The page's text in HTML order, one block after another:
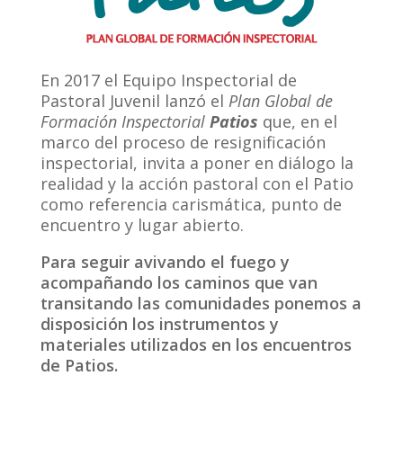
En 2017 el Equipo Inspectorial de
Pastoral Juvenil lanzó el Plan Global de
Formación Inspectorial Patios que, en el
marco del proceso de resignificación
inspectorial, invita a poner en diálogo la
realidad y la acción pastoral con el Patio
como referencia carismática, punto de
encuentro y lugar abierto.
Para seguir avivando el fuego y
acompañando los caminos que van
transitando las comunidades ponemos a
disposición los instrumentos y
materiales utilizados en los encuentros
de Patios.